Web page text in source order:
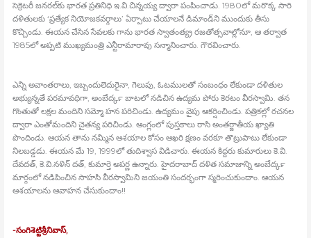
సెక్రెటరీ జనరల్‍కు భారత ప్రతినిధి ఇ.వి.చిన్నయ్య ద్వారా పంపించాడు. 1980లో మరొక్క సారి
దళితులకు ‘ప్రత్యేక నియోజకవర్గాలు’ ఏర్పాటు చేయాలనే డిమాండ్‍ని ముందుకు తీసు
కొచ్చిండు. ఈయన చేసిన సేవలకు గాను భారత స్వాతంత్య్ర రజతోత్సవాల్లోనూ, ఆ తర్వాత
1985లో అప్పటి ముఖ్యమంత్రి ఎన్టీరామారావు సన్మానించారు. గౌరవించారు.
ఎన్ని అవాంతరాలు, ఇబ్బందులెదురైనా, గెలుపు, ఓటములతో సంబంధం లేకుండా దళితుల
అభ్యున్నతే పరమావధిగా, అంబేద్కర్‍ బాటలో నడిచిన ఉద్యమ పోరు కెరటం వీరస్వామి. తన
గొంతుతో లక్షల మందిని సమ్మో హన పరిచిండు. ఉద్యమం వైపు ఆకర్షించిండు. పత్రికల్లో రచనల
ద్వారా ఎంతోమందిని చైతన్య పరిచిండు. ఆంగ్లంలో పుస్తకాలు రాసి అంతర్జాతీయ ఖ్యాతి
పొందిండు. ఆయన తాను నమ్మిన ఆశయాల కోసం ఆఖరి క్షణం వరకూ తొట్రుపాటు లేకుండా
నిలబడ్డడు. ఈయన మే 19, 1999లో తుదిశ్వాస విడిచారు. ఈయన కిద్దరు కుమారులు కె.వి.
దేవదత్‍, కె.వి.నళిన్‍ దత్‍, కుమార్తె అపర్ణ ఉన్నారు. హైదరాబాద్‍ దళిత సమాజాన్ని అంబేద్కర్‍
మార్గంలో నడిపించిన సాహసి వీరస్వామిని జయంతి సందర్భంగా స్మరించుకుందాం. ఆయన
ఆశయాలను ఆవాహన చేసుకుందాం!!
-సంగిశెట్టిశ్రీనివాస్‍,